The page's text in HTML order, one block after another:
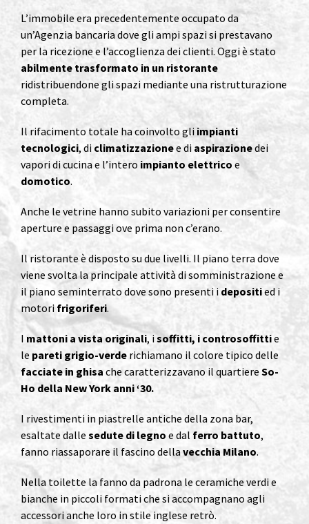
L’immobile era precedentemente occupato da
un’Agenzia bancaria dove gli ampi spazi si prestavano
per la ricezione e l’accoglienza dei clienti. Oggi è stato
abilmente trasformato in un ristorante
ridistribuendone gli spazi mediante una ristrutturazione
completa.
Il rifacimento totale ha coinvolto gli impianti
tecnologici, di climatizzazionee di aspirazionedei
vapori di cucina e l’intero impianto elettrico e
domotico.
Anche le vetrine hanno subito variazioni per consentire
aperture e passaggi ove prima non c’erano.
Il ristorante è disposto su due livelli. Il piano terra dove
viene svolta la principale attività di somministrazione e
il piano seminterrato dove sono presenti i depositied i
motori frigoriferi.
I mattoni a vista originali, isoffitti, i controsoffittie
le pareti grigio-verde richiamano il colore tipico delle
facciate in ghisa che caratterizzavano il quartiereSo-
Ho della New York anni ‘30.
I rivestimenti in piastrelle antiche della zona bar,
esaltate dalle sedute di legno e dal ferro battuto,
fanno riassaporare il fascino dellavecchia Milano.
Nella toilette la fanno da padrona le ceramiche verdi e
bianche in piccoli formati che si accompagnano agli
accessori anche loro in stile inglese retrò.